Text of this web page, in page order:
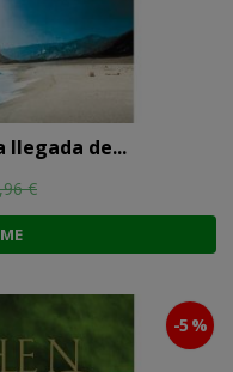
llegada de...
€
-5 %